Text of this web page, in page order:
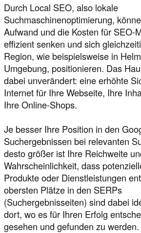
Durch Local SEO, also lokale
Suchmaschinenoptimierung,
Aufwand und die Kosten für SEO-
effizient senken und sich
Region, wie beispielsweise in
Umgebung, positionieren. Das
dabei unverändert: eine erhöhte
Internet für Ihre Webseite, Ihre
Ihre Online-Shops.
Je besser Ihre Position in den
Suchergebnissen bei relevanten
desto größer ist Ihre Reichweite
Wahrscheinlichkeit, dass
Produkte oder Dienstleistungen
obersten Plätze in den SERPs
(Suchergebnisseiten) sind dabei
dort, wo es für Ihren Erfolg
gesehen und gefunden zu werden.